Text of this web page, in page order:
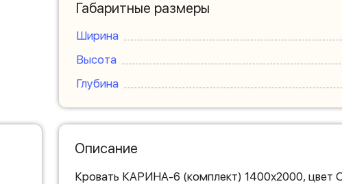
Габаритные размеры
Ширина
Высота
Глубина
Описание
Кровать КАРИНА-6 (комплект) 1400х2000, цвет